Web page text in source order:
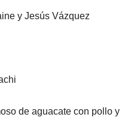
y Jesús Vázquez
de aguacate con pollo y